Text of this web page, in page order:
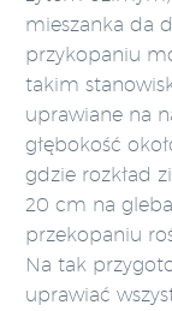
mieszanka da
przykopaniu
takim
uprawiane na
głębokość
gdzie rozkład
20 cm na
przekopaniu
Na tak
uprawiać